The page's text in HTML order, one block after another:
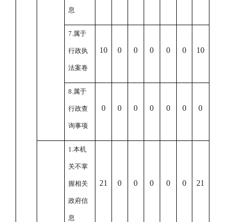
息
7. 属于
行政执
法案卷
10 0 0 0 0 0 10
8. 属于
行政查
询事项
0 0 0 0 0 0 0
1. 本机
关不掌
握相关
政府信
息
21 0 0 0 0 0 21